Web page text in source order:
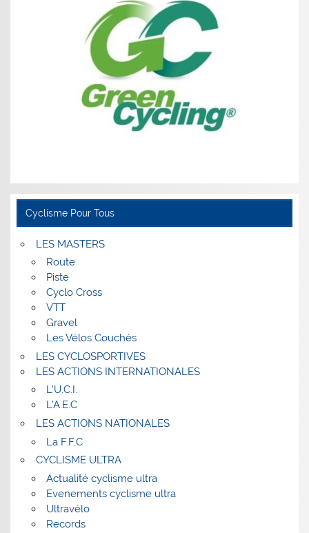
Cyclisme Pour Tous
LES MASTERS
Route
Piste
Cyclo Cross
VTT
Gravel
Les Vélos Couchés
LES CYCLOSPORTIVES
LES ACTIONS INTERNATIONALES
L’U.C.I.
L’A.E.C
LES ACTIONS NATIONALES
La F.F.C
CYCLISME ULTRA
Actualité cyclisme ultra
Evenements cyclisme ultra
Ultravélo
Records